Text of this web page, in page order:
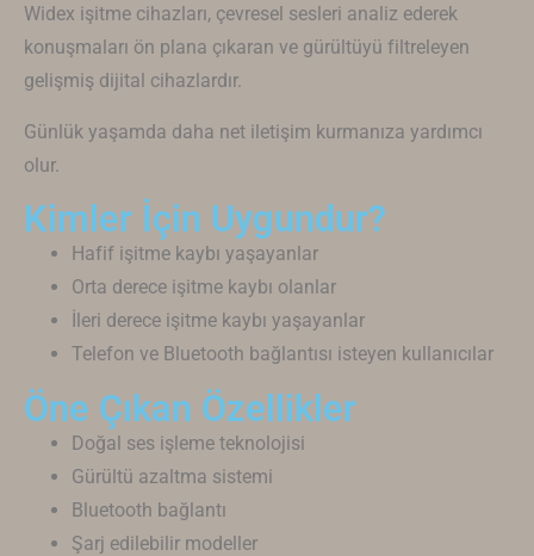
Widex işitme cihazları, çevresel sesleri analiz ederek
konuşmaları ön plana çıkaran ve gürültüyü filtreleyen
gelişmiş dijital cihazlardır.
Günlük yaşamda daha net iletişim kurmanıza yardımcı
olur.
Kimler İçin Uygundur?
Hafif işitme kaybı yaşayanlar
Orta derece işitme kaybı olanlar
İleri derece işitme kaybı yaşayanlar
Telefon ve Bluetooth bağlantısı isteyen kullanıcılar
Öne Çıkan Özellikler
Doğal ses işleme teknolojisi
Gürültü azaltma sistemi
Bluetooth bağlantı
Şarj edilebilir modeller